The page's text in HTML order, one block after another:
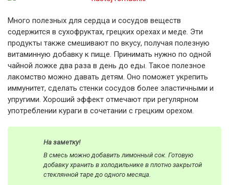
Много полезных для сердца и сосудов веществ
содержится в сухофруктах, грецких орехах и меде. Эти
продукты также смешивают по вкусу, получая полезную
витаминную добавку к пище. Принимать нужно по одной
чайной ложке два раза в день до еды. Такое полезное
лакомство можно давать детям. Оно поможет укрепить
иммунитет, сделать стенки сосудов более эластичными и
упругими. Хороший эффект отмечают при регулярном
употреблении кураги в сочетании с грецким орехом.
На заметку!
В смесь можно добавить лимонный сок. Готовую
добавку хранить в холодильнике в плотно закрытой
стеклянной таре до одного месяца.